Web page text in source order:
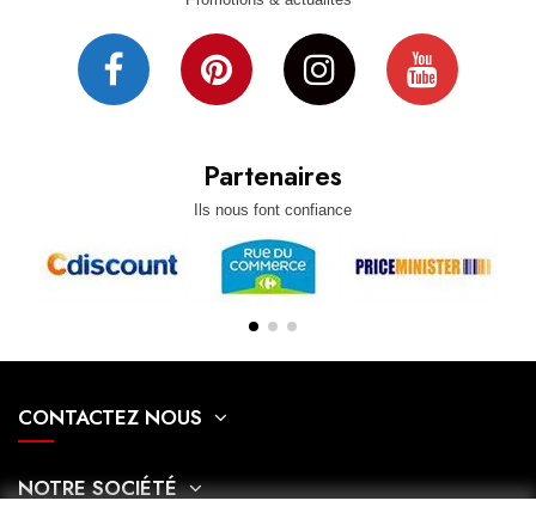
Partenaires
Ils nous font confiance
CONTACTEZ NOUS
NOTRE SOCIÉTÉ